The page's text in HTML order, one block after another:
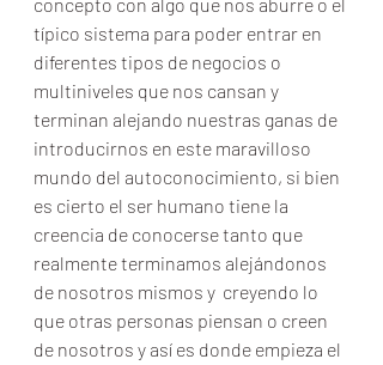
concepto con algo que nos aburre o el
típico sistema para poder entrar en
diferentes tipos de negocios o
multiniveles que nos cansan y
terminan alejando nuestras ganas de
introducirnos en este maravilloso
mundo del autoconocimiento, si bien
es cierto el ser humano tiene la
creencia de conocerse tanto que
realmente terminamos alejándonos
de nosotros mismos y  creyendo lo
que otras personas piensan o creen
de nosotros y así es donde empieza el